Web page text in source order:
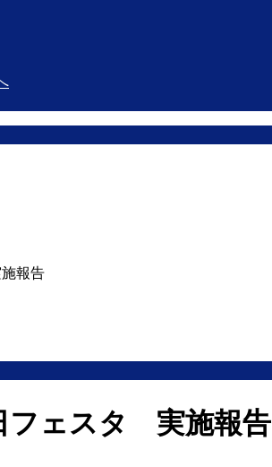
報告
フェスタ 実施報告